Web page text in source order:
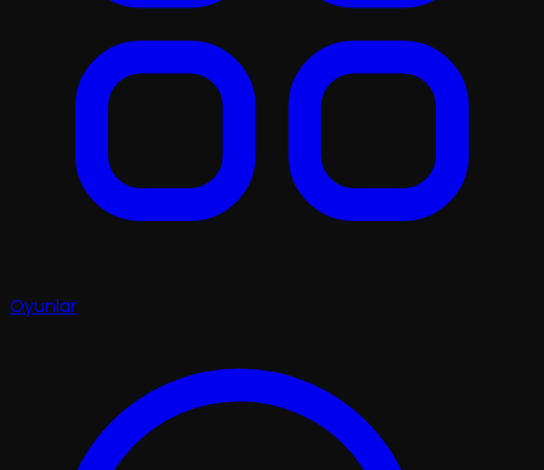
Oyunlar